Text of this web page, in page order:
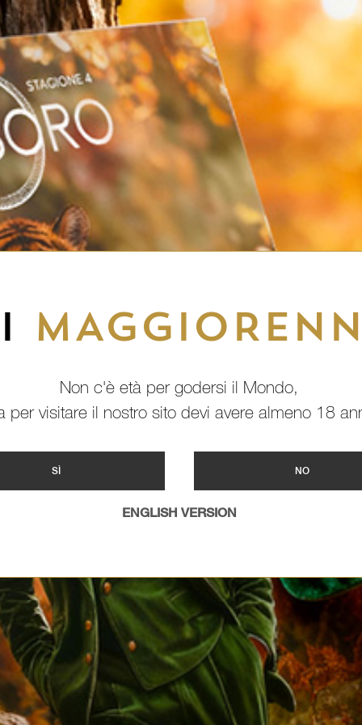
Non c'è età per godersi il Mondo,
per visitare il nostro sito devi avere almeno 18
SÌ NO
ENGLISH VERSION